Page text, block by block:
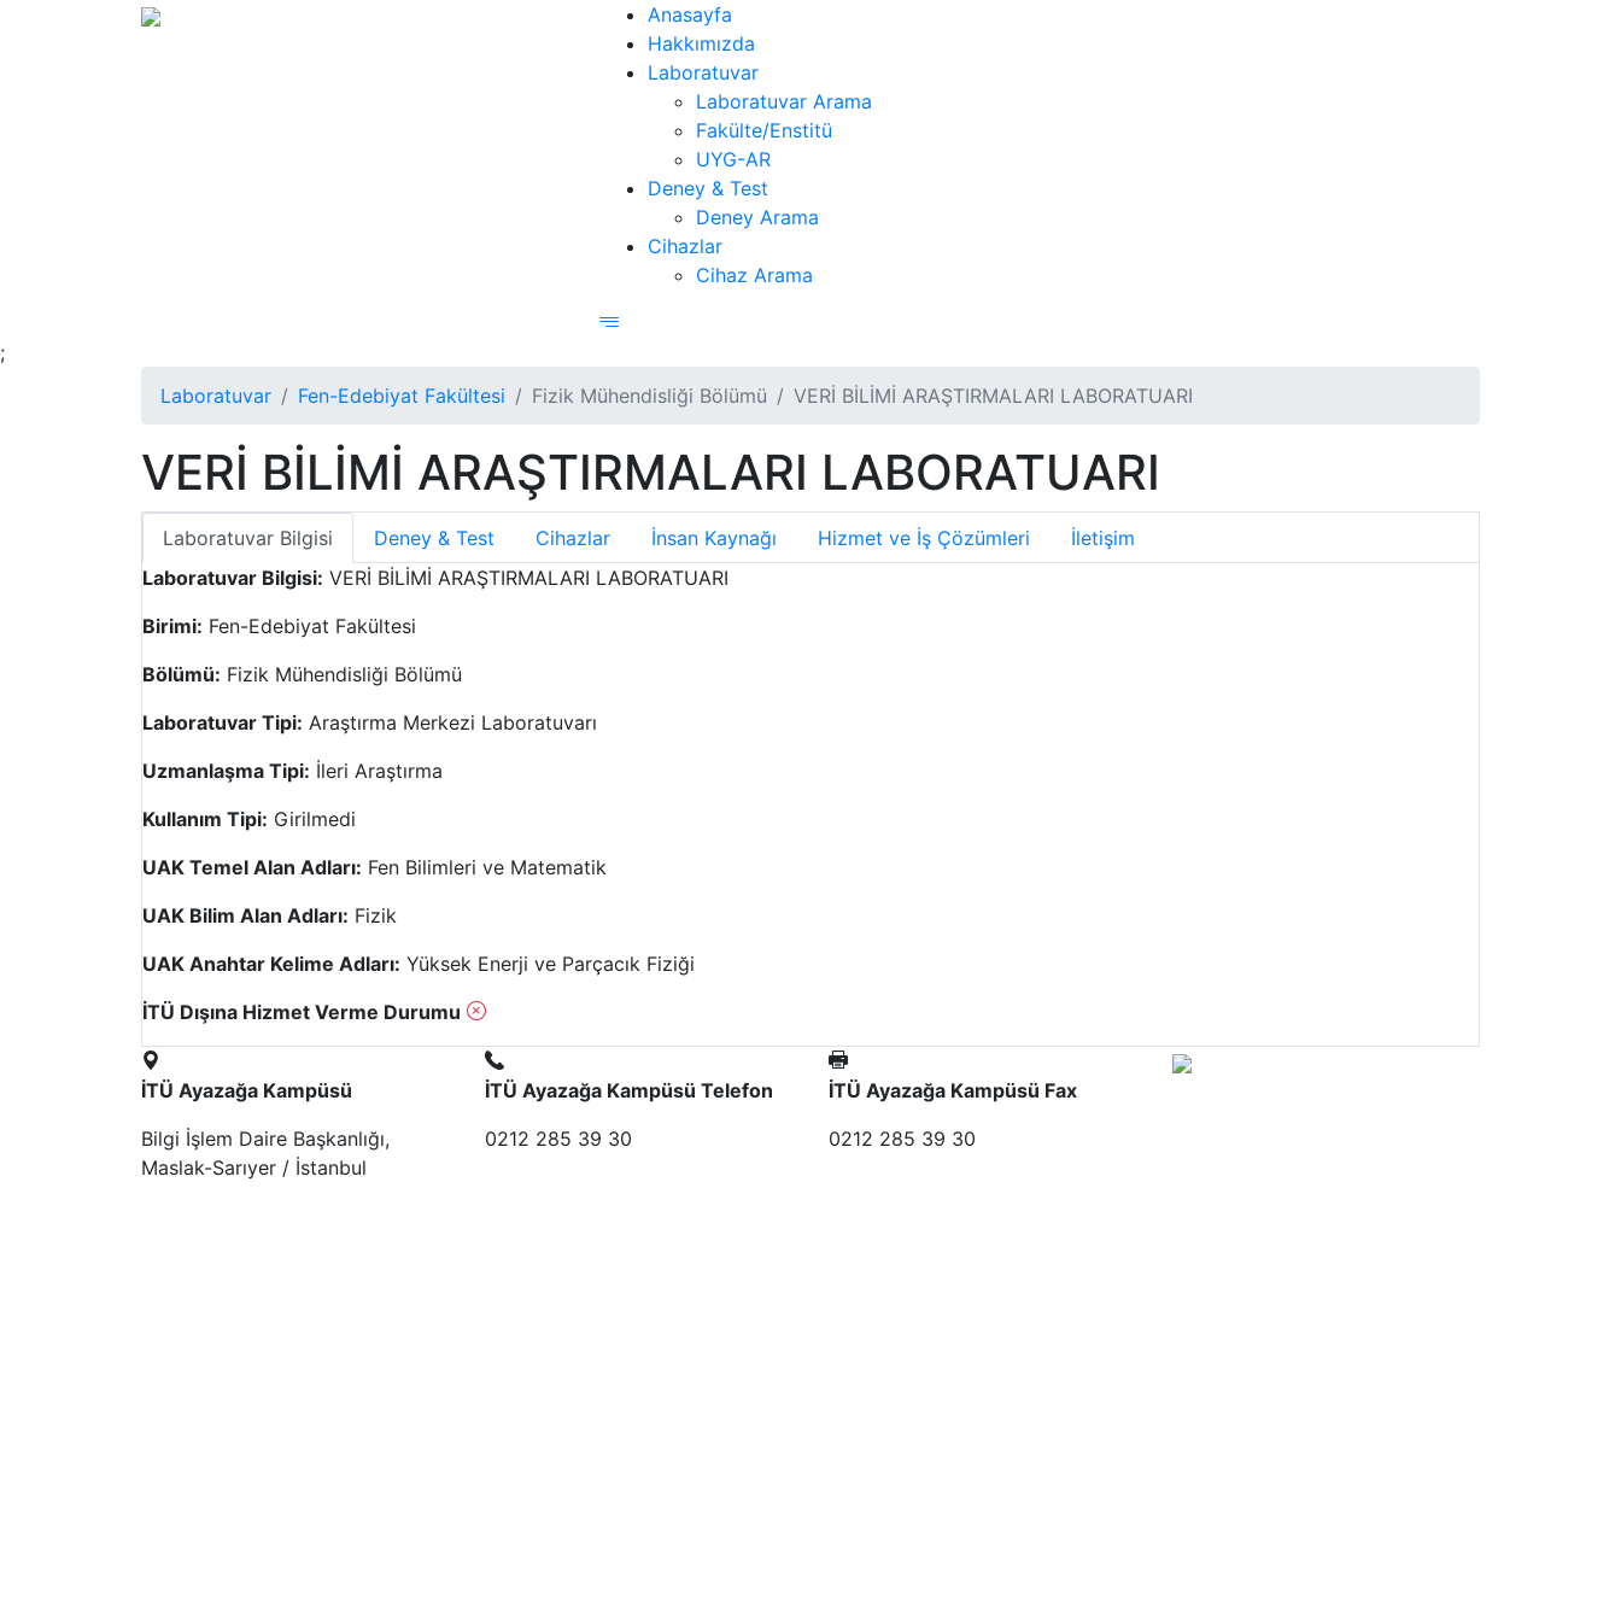
Anasayfa
Hakkımızda
Laboratuvar
Laboratuvar Arama
Fakülte/Enstitü
UYG-AR
Deney & Test
Deney Arama
Cihazlar
Cihaz Arama
;
Laboratuvar
Fen-Edebiyat Fakültesi Fizik Mühendisliği Bölümü VERİ BİLİMİ ARAŞTIRMALARI LABORATUARI
VERİ BİLİMİ ARAŞTIRMALARI LABORATUARI
Laboratuvar Bilgisi Deney & Test Cihazlar İnsan Kaynağı Hizmet ve İş Çözümleri
İletişim
Laboratuvar Bilgisi: VERİ BİLİMİ ARAŞTIRMALARI LABORATUARI
Birimi: Fen-Edebiyat Fakültesi
Bölümü: Fizik Mühendisliği Bölümü
Laboratuvar Tipi: Araştırma Merkezi Laboratuvarı
Uzmanlaşma Tipi: İleri Araştırma
Kullanım Tipi: Girilmedi
UAK Temel Alan Adları: Fen Bilimleri ve Matematik
UAK Bilim Alan Adları: Fizik
UAK Anahtar Kelime Adları: Yüksek Enerji ve Parçacık Fiziği
İTÜ Dışına Hizmet Verme Durumu
İTÜ Ayazağa Kampüsü
Bilgi İşlem Daire Başkanlığı,
Maslak-Sarıyer / İstanbul
İTÜ Ayazağa Kampüsü Telefon
0212 285 39 30
İTÜ Ayazağa Kampüsü Fax
0212 285 39 30